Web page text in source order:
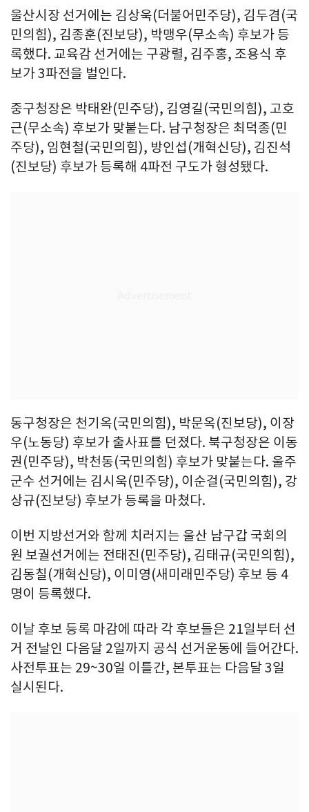
울산시장 선거에는 김상욱(더불어민주당), 김두겸(국
민의힘), 김종훈(진보당), 박맹우(무소속) 후보가 등
록했다. 교육감 선거에는 구광렬, 김주홍, 조용식 후
보가 3파전을 벌인다.
중구청장은 박태완(민주당), 김영길(국민의힘), 고호
근(무소속) 후보가 맞붙는다. 남구청장은 최덕종(민
주당), 임현철(국민의힘), 방인섭(개혁신당), 김진석
(진보당) 후보가 등록해 4파전 구도가 형성됐다.
동구청장은 천기옥(국민의힘), 박문옥(진보당), 이장
우(노동당) 후보가 출사표를 던졌다. 북구청장은 이동
권(민주당), 박천동(국민의힘) 후보가 맞붙는다. 울주
군수 선거에는 김시욱(민주당), 이순걸(국민의힘), 강
상규(진보당) 후보가 등록을 마쳤다.
이번 지방선거와 함께 치러지는 울산 남구갑 국회의
원 보궐선거에는 전태진(민주당), 김태규(국민의힘),
김동칠(개혁신당), 이미영(새미래민주당) 후보 등 4
명이 등록했다.
이날 후보 등록 마감에 따라 각 후보들은 21일부터 선
거 전날인 다음달 2일까지 공식 선거운동에 들어간다.
사전투표는 29~30일 이틀간, 본투표는 다음달 3일
실시된다.